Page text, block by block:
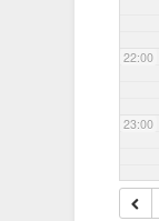
22:00
23:00